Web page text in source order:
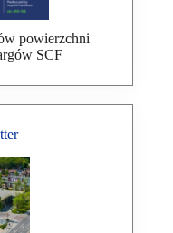
powierzchni
SCF